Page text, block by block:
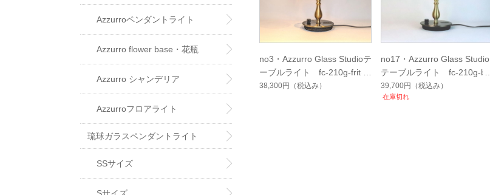
no3・Azzurro Glass Studioテ
ーブルライト fc-210g-frit-s
aradongreen-no3
38,300円 （税込み）
no17・Azzurro Glass Studio
テーブルライト fc-210g-bel
l-emerald-ivory-no17
39,700円 （税込み）
在庫切れ
Azzurroペンダントライト
Azzurro flower base・花瓶
Azzurro シャンデリア
Azzurroフロアライト
琉球ガラスペンダントライト
SSサイズ